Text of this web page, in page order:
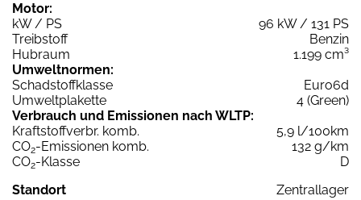
Motor:
kW / PS
96 kW / 131 PS
Treibstoff
Benzin
Hubraum
1.199 cm³
Umweltnormen:
Schadstoffklasse
Euro6d
Umweltplakette
4 (Green)
Verbrauch und Emissionen nach WLTP:
Kraftstoffverbr. komb.
5,9 l/100km
CO2-Emissionen komb.
132 g/km
CO2-Klasse
D
Standort
Zentrallager